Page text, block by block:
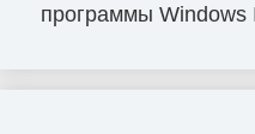
программы Windows